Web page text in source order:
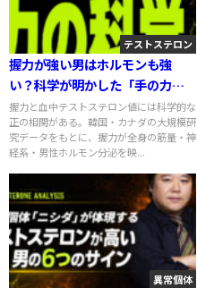
テストステロン
握力が強い男はホルモンも強
い？科学が明かした「手の力」
と男性ホルモンの意外な真実
握力と血中テストステロン値には科学的な
正の相関がある。韓国・カナダの大規模研
究データをもとに、握力が全身の筋量・神
経系・男性ホルモン分泌を映...
異常個体